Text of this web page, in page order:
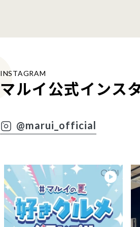
INSTAGRAM
マルイ公式インス
@marui_official